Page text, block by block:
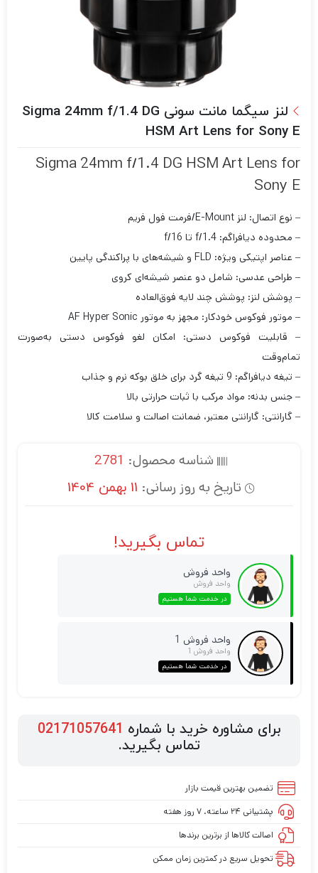
لنز سیگما مانت سونی Sigma 24mm f/1.4 DG
HSM Art Lens for Sony E
Sigma 24mm f/1.4 DG HSM Art Lens for
Sony E
– نوع اتصال: لنز E-Mount/فرمت فول فریم
– محدوده دیافراگم: f/1.4 تا f/16
– عناصر اپتیکی ویژه: FLD و شیشه‌های با پراکندگی پایین
– طراحی عدسی: شامل دو عنصر شیشه‌ای کروی
– پوشش لنز: پوشش چند لایه فوق‌العاده
– موتور فوکوس خودکار: مجهز به موتور AF Hyper Sonic
– قابلیت فوکوس دستی: امکان لغو فوکوس دستی به‌صورت
تمام‌وقت
– تیغه دیافراگم: 9 تیغه گرد برای خلق بوکه نرم و جذاب
– جنس بدنه: مواد مرکب با ثبات حرارتی بالا
– گارانتی: گارانتی معتبر، ضمانت اصالت و سلامت کالا
شناسه محصول: 2781
تاریخ به روز رسانی: 11 بهمن 1404
تماس بگیرید!
واحد فروش
واحد فروش
در خدمت شما هستیم
واحد فروش 1
واحد فروش 1
در خدمت شما هستیم
برای مشاوره خرید با شماره 02171057641
تماس بگیرید.
تضمین بهترین قیمت بازار
پشتیبانی ۲۴ ساعته، ۷ روز هفته
اصالت کالاها از برترین برندها
تحویل سریع در کمترین زمان ممکن